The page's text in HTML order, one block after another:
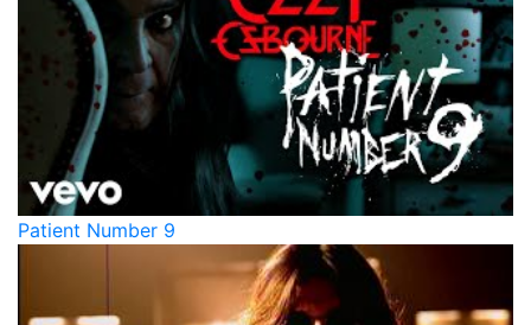
Patient Number 9